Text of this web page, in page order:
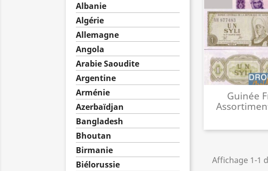
Albanie
Algérie
Allemagne
Angola
Arabie Saoudite
Argentine
Arménie
Azerbaïdjan
Bangladesh
Bhoutan
Birmanie
Biélorussie
Guinée
Affichage 1-1